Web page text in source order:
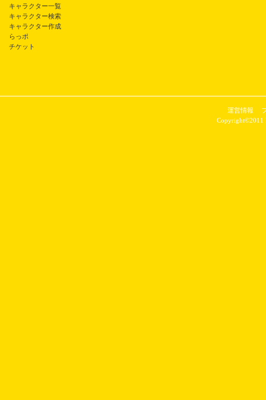
キャラクター一覧
キャラクター検索
キャラクター作成
らっポ
チケット
運営情報
Copyright©2011